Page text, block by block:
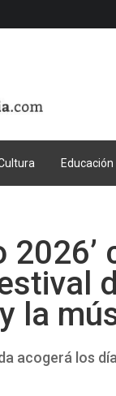
Educación
la
acogerá los